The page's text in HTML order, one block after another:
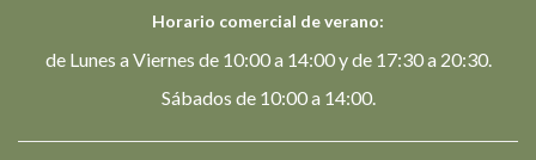
Horario comercial de verano:
de Lunes a Viernes de 10:00 a 14:00 y de 17:30 a 20:30.
Sábados de 10:00 a 14:00.